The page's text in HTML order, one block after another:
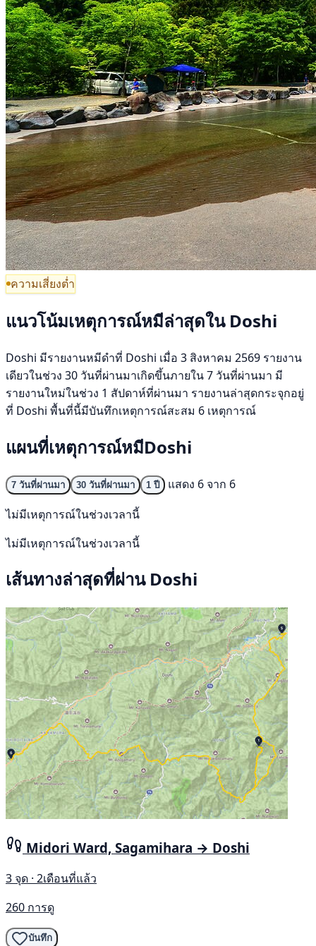
ความเสี่ยงต่ำ
แนวโน้มเหตุการณ์หมีล่าสุดใน Doshi
Doshi มีรายงานหมีดำที่ Doshi เมื่อ 3 สิงหาคม 2569 รายงาน
เดียวในช่วง 30 วันที่ผ่านมาเกิดขึ้นภายใน 7 วันที่ผ่านมา มี
รายงานใหม่ในช่วง 1 สัปดาห์ที่ผ่านมา รายงานล่าสุดกระจุกอยู่
ที่ Doshi พื้นที่นี้มีบันทึกเหตุการณ์สะสม 6 เหตุการณ์
แผนที่เหตุการณ์หมีDoshi
7 วันที่ผ่านมา 30 วันที่ผ่านมา 1 ปี
แสดง 6 จาก 6
ไม่มีเหตุการณ์ในช่วงเวลานี้
ไม่มีเหตุการณ์ในช่วงเวลานี้
เส้นทางล่าสุดที่ผ่าน Doshi
Midori Ward, Sagamihara → Doshi
3 จุด · 2เดือนที่แล้ว
260 การดู
บันทึก